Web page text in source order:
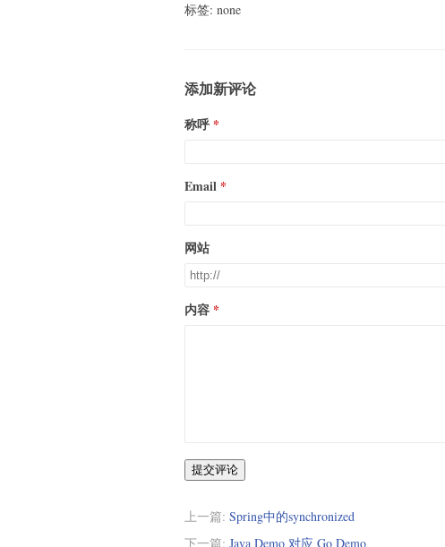
标签: none
添加新评论
称呼
Email
网站
内容
提交评论
上一篇: Spring中的synchronized
下一篇: Java Demo 对应 Go Demo